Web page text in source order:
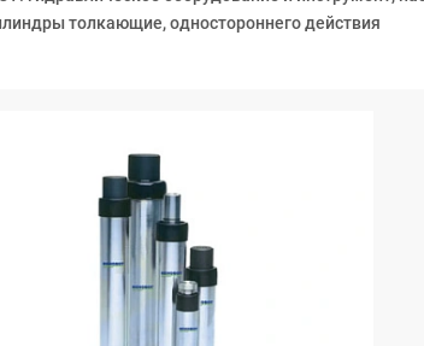
толкающие, одностороннего действия